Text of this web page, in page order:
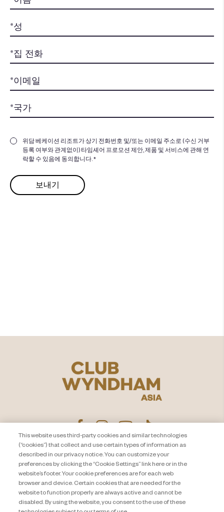
위담 베케이션 리조트가 상기 전화번호 및/또는 이메일 주소로 (수신 거부
등록 여부와 관계없이) 타임셰어 프로모션 제안, 제품 및 서비스에 관해 연
락할 수 있음에 동의합니다. *
Privacy Notice
About Travel + Leisure Co.
Cookie Settings
문의하기
사이트 맵
이용 약관
This website uses third-party cookies and similar technologies
(“cookies”) that collect and use certain types of information as
described in our privacy notice. You can customize your
preferences by clicking the “Cookie Settings” link here or in the
website’s footer. Your cookie preferences are for each web
browser and device. Certain cookies that are needed for the
website to function properly are always active and cannot be
disabled. By using the website, you consent to the use of these